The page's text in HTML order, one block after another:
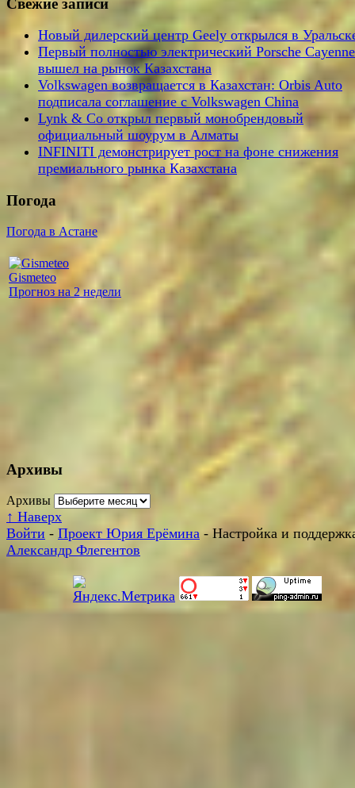
Новый дилерский центр Geely открылся в
Первый полностью электрический Porsche Cayenne
вышел на рынок Казахстана
Volkswagen возвращается в Казахстан: Orbis Auto
подписала соглашение с Volkswagen China
Lynk & Co открыл первый монобрендовый
официальный шоурум в Алматы
INFINITI демонстрирует рост на фоне снижения
премиального рынка Казахстана
Погода
Погода в Астане
Gismeteo
Прогноз на 2 недели
Архивы
Архивы
↑ Наверх
Войти - Проект Юрия Ерёмина - Настройка и
Александр Флегентов